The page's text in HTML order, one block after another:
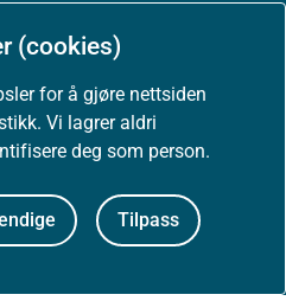
(cookies)
for å gjøre nettsiden
Vi lagrer aldri
deg som person.
Tilpass
(uustatus.no)